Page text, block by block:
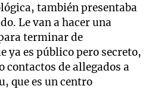
también presentaba
Le van a hacer una
terminar de
ya es público pero secreto,
contactos de allegados a
que es un centro